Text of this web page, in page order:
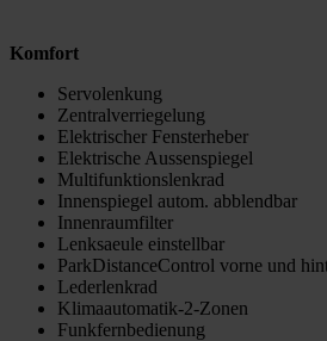
Komfort
Servolenkung
Zentralverriegelung
Elektrischer Fensterheber
Elektrische Aussenspiegel
Multifunktionslenkrad
Innenspiegel autom. abblendbar
Innenraumfilter
Lenksaeule einstellbar
ParkDistanceControl vorne und
Lederlenkrad
Klimaautomatik-2-Zonen
Funkfernbedienung